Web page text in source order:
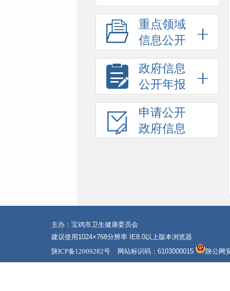
重点领域
信息公开
政府信息
公开年报
申请公开
政府信息
主办：宝鸡市卫生健康委员会
建议使用1024×768分辨率 IE8.0以上版本浏览器
陕ICP备12009282号
网站标识码：6103000015 陕公网